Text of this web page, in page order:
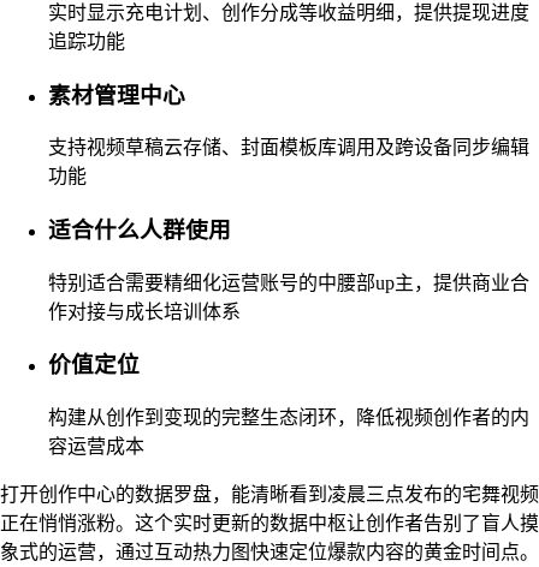
实时显示充电计划、创作分成等收益明细，提供提现进度
追踪功能
素材管理中心
支持视频草稿云存储、封面模板库调用及跨设备同步编辑
功能
适合什么人群使用
特别适合需要精细化运营账号的中腰部up主，提供商业合
作对接与成长培训体系
价值定位
构建从创作到变现的完整生态闭环，降低视频创作者的内
容运营成本
打开创作中心的数据罗盘，能清晰看到凌晨三点发布的宅舞视频
正在悄悄涨粉。这个实时更新的数据中枢让创作者告别了盲人摸
象式的运营，通过互动热力图快速定位爆款内容的黄金时间点。